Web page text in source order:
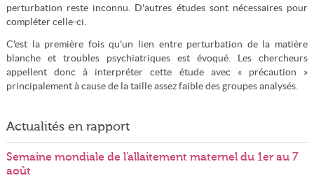
perturbation reste inconnu. D'autres études sont nécessaires pour
compléter celle-ci.
C'est la première fois qu'un lien entre perturbation de la matière
blanche et troubles psychiatriques est évoqué. Les chercheurs
appellent donc à interpréter cette étude avec « précaution »
principalement à cause de la taille assez faible des groupes analysés.
Actualités en rapport
Semaine mondiale de l'allaitement maternel du 1er au 7
août